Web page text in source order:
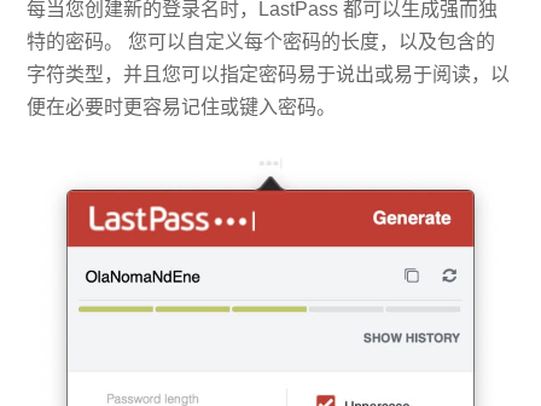
每当您创建新的登录名时，LastPass 都可以生成强而独
特的密码。 您可以自定义每个密码的长度，以及包含的
字符类型，并且您可以指定密码易于说出或易于阅读，以
便在必要时更容易记住或键入密码。